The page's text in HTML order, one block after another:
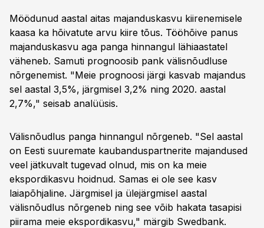
Möödunud aastal aitas majanduskasvu kiirenemisele
kaasa ka hõivatute arvu kiire tõus. Tööhõive panus
majanduskasvu aga panga hinnangul lähiaastatel
väheneb. Samuti prognoosib pank välisnõudluse
nõrgenemist. "Meie prognoosi järgi kasvab majandus
sel aastal 3,5%, järgmisel 3,2% ning 2020. aastal
2,7%," seisab analüüsis.
Välisnõudlus panga hinnangul nõrgeneb. "Sel aastal
on Eesti suuremate kaubanduspartnerite majandused
veel jätkuvalt tugevad olnud, mis on ka meie
ekspordikasvu hoidnud. Samas ei ole see kasv
laiapõhjaline. Järgmisel ja ülejärgmisel aastal
välisnõudlus nõrgeneb ning see võib hakata tasapisi
piirama meie ekspordikasvu," märgib Swedbank.